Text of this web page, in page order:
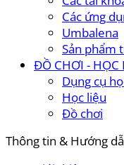
Các ứng
Umbalena
Sản phẩm
ĐỒ CHƠI - HỌC
Dụng cụ
Học liệu
Đồ chơi
Thông tin & Hướng